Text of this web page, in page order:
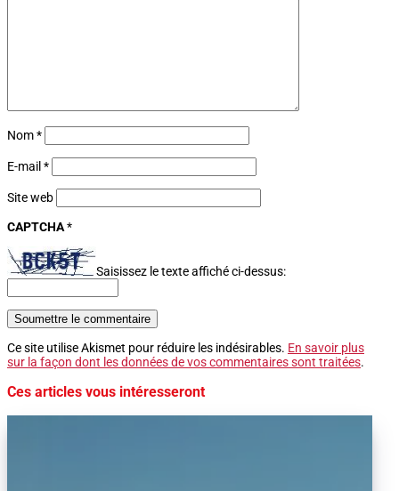
Nom*
E-mail *
Site web
CAPTCHA*
Saisissez le texte affiché ci-dessus:
Soumettre le commentaire
Ce site utilise Akismet pour réduire les indésirables. En savoir plus
sur la façon dont les données de vos commentaires sont traitées.
Ces articles vous intéresseront